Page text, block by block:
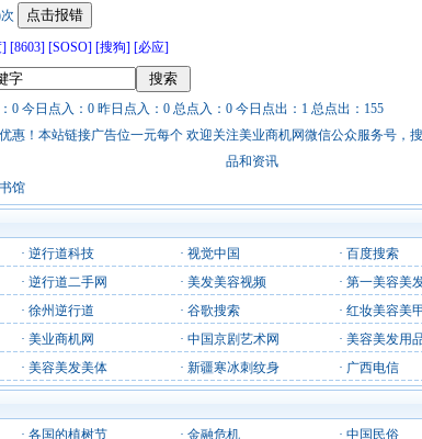
[8603] [SOSO] [搜狗] [必应]
0 今日点入：0 昨日点入：0 总点入：0 今日点出：1 总点出：155
惠！本站链接广告位一元每个 欢迎关注美业商机网微信公众服务号，
品和资讯
馆
· 逆行道科技 · 视觉中国 · 百度搜索
· 逆行道二手网 · 美发美容视频 · 第一美容美
· 徐州逆行道 · 谷歌搜索 · 红妆美容美甲
· 美业商机网 · 中国京剧艺术网 · 美容美发用
· 美容美发美体 · 新疆寒冰刺纹身 · 广西电信
· 各国的植树节 · 金融危机 · 中国民俗